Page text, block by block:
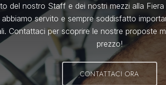
del nostro Staff e dei nostri mezzi alla
abbiamo servito e sempre soddisfatto
Contattaci per scoprire le nostre proposte
prezzo!
CONTATTACI ORA